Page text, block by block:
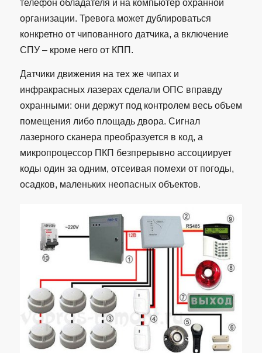
телефон обладателя и на компьютер охранной
организации. Тревога может дублироваться
конкретно от чипованного датчика, а включение
СПУ – кроме него от КПП.
Датчики движения на тех же чипах и
инфракрасных лазерах сделали ОПС вправду
охранными: они держут под контролем весь объем
помещения либо площадь двора. Сигнал
лазерного сканера преобразуется в код, а
микропроцессор ПКП безпрерывно ассоциирует
коды один за одним, отсеивая помехи от погоды,
осадков, маленьких неопасных объектов.